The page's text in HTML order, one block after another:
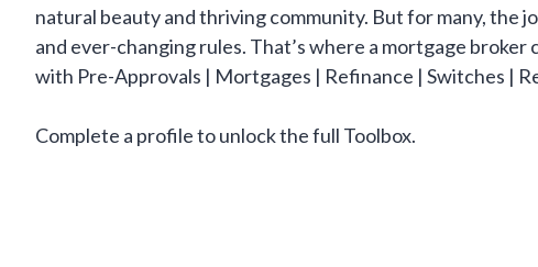
natural beauty and thriving community. But for many, the
and ever-changing rules. That’s where a mortgage
with Pre-Approvals | Mortgages | Refinance | Switches |
Complete a profile to unlock the full Toolbox.